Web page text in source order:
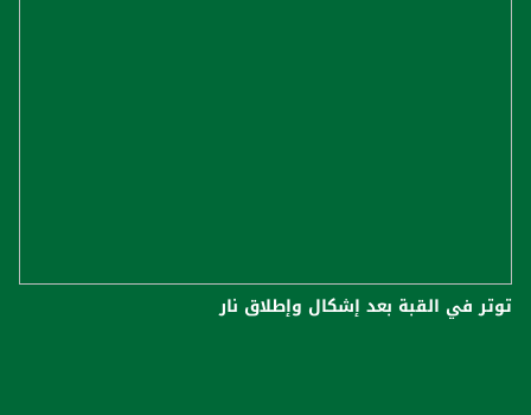
توتر في القبة بعد إشكال وإطلاق نار